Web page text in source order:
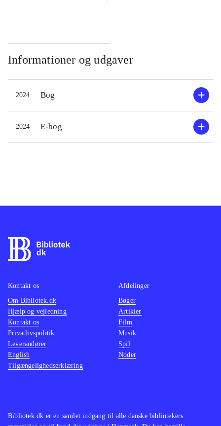
Informationer og udgaver
2024 Bog
2024 E-bog
Bibliotek.dk er en samlet indgang til alle danske bibliotekers
Kontakt os
Om Bibliotek.dk
Hjælp og vejledning
Kontakt os
Privatlivspolitik
Leverandører
English
Tilgængelighedserklæring
Afdelinger
Bøger
Artikler
Film
Musik
Spil
Noder